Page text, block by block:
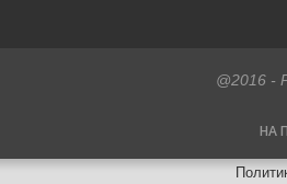
@2016
НА